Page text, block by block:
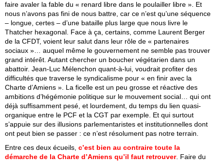
faire avaler la fable du « renard libre dans le poulailler libre ». Et
nous n’avons pas fini de nous battre, car ce n’est qu’une séquence
– longue, certes – d’une bataille plus large que nous livre le
Thatcher hexagonal. Face à ça, certains, comme Laurent Berger
de la CFDT, voient leur salut dans leur rôle de « partenaires
sociaux »… auquel même le gouvernement ne semble pas trouver
grand intérêt. Autant chercher un boucher végétarien dans un
abattoir. Jean-Luc Mélenchon quant-à-lui, voudrait profiter des
difficultés que traverse le syndicalisme pour « en finir avec la
Charte d’Amiens ». La ficelle est un peu grosse et réactive des
ambitions d’hégémonie politique sur le mouvement social… qui ont
déjà suffisamment pesé, et lourdement, du temps du lien quasi-
organique entre le PCF et la CGT par exemple. Et qui surtout
s’appuie sur des illusions parlementaristes et institutionnelles dont
ont peut bien se passer : ce n’est résolument pas notre terrain.
Entre ces deux écueils, c’est bien au contraire toute la
démarche de la Charte d’Amiens qu’il faut retrouver. Faire du